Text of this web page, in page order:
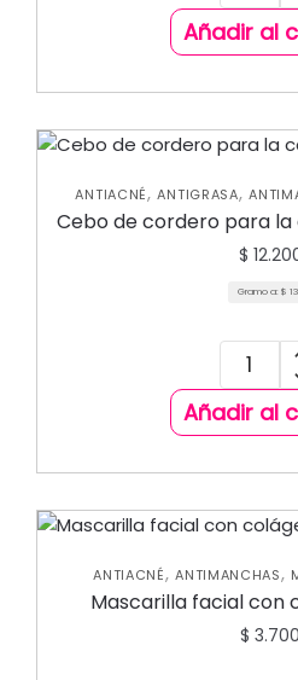
Añadir al
ANTIACNÉ,ANTIGRASA,
HIDRATANTES CORPORALES ,
CARE
Cebo de cordero para
$
Gramo a: $
Añadir al
ANTIACNÉ,ANTIMANCHAS,
COLECCIÓN
SKIN
Mascarilla facial con
$ 3.700